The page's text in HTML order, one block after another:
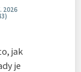
2026
jak
je